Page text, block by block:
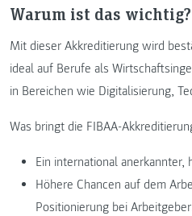
Warum ist das wichtig?
Mit dieser Akkreditierung wird
ideal auf Berufe als
in Bereichen wie Digitalisierung,
Was bringt die FIBAA-
Ein international
Höhere Chancen auf dem
Positionierung bei